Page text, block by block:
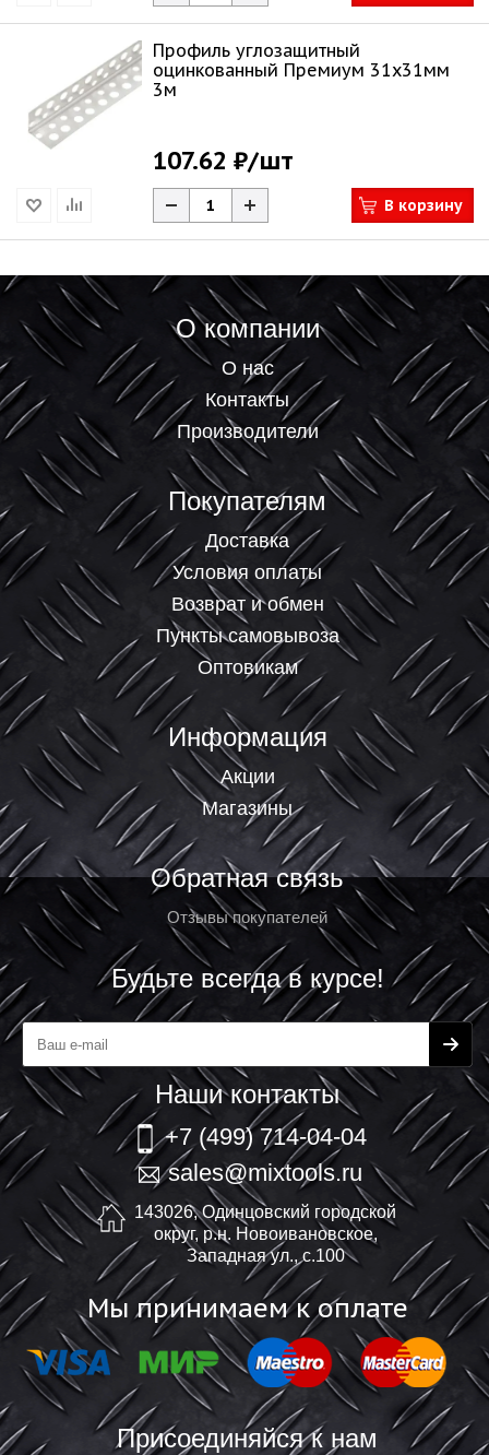
Профиль углозащитный
оцинкованный Премиум 31х31мм
3м
107.62 ₽/шт
В корзину
О компании
О нас
Контакты
Производители
Покупателям
Доставка
Условия оплаты
Возврат и обмен
Пункты самовывоза
Оптовикам
Информация
Акции
Магазины
Обратная связь
Отзывы покупателей
Будьте всегда в курсе!
Наши контакты
+7 (499) 714-04-04
sales@mixtools.ru
143026, Одинцовский городской
округ, р.н. Новоивановское,
Западная ул., с.100
Мы принимаем к оплате
Присоединяйся к нам